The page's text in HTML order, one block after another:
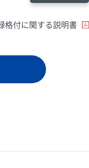
格付に関する説明書